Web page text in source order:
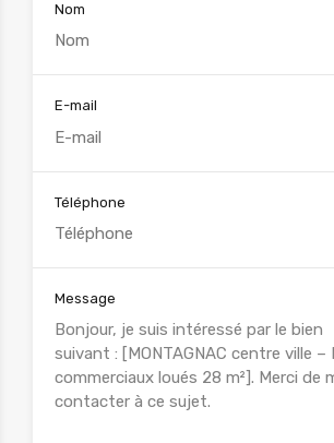
Nom
E-mail
Téléphone
Message